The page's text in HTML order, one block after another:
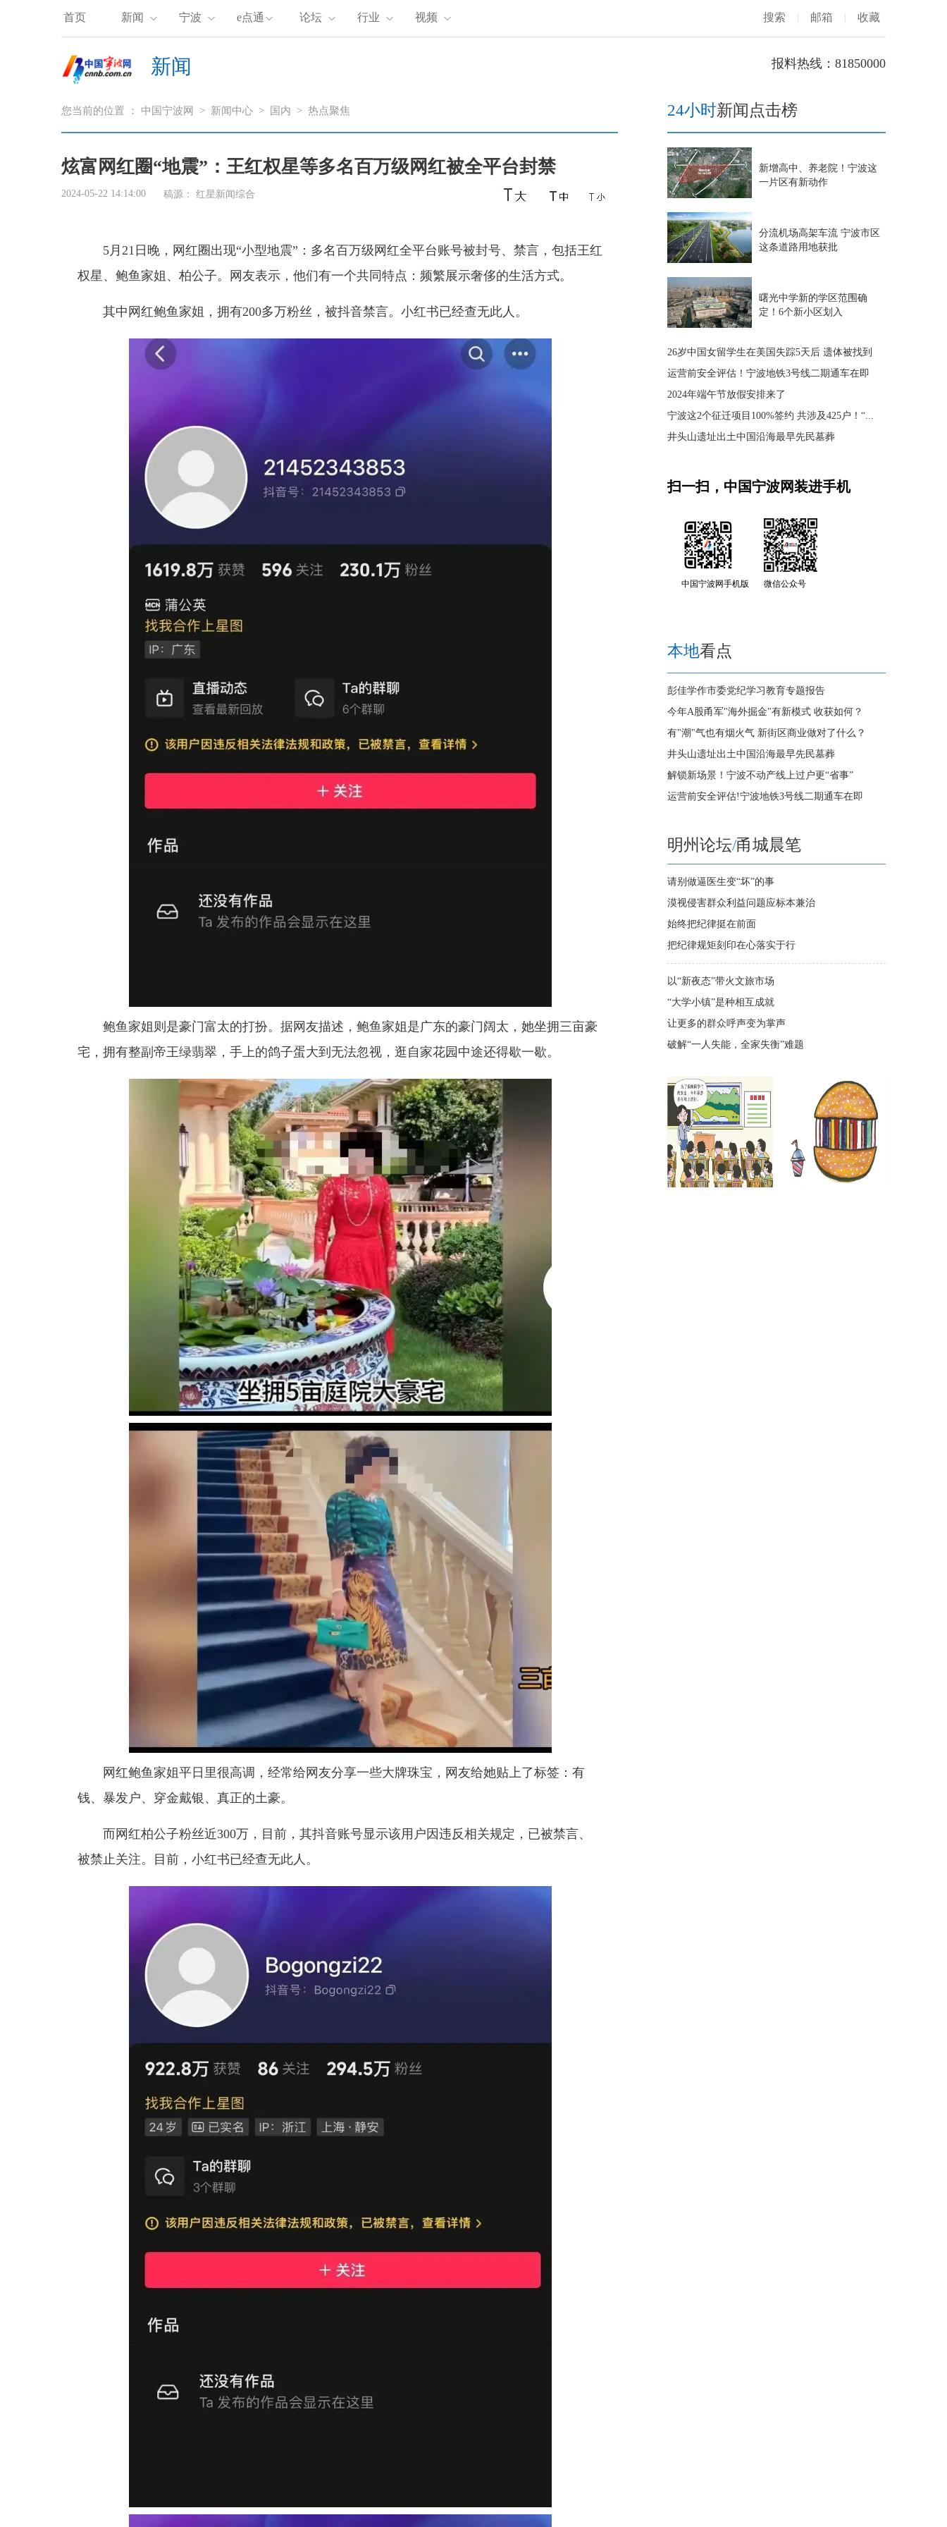
首页 新闻 宁波 e点通 论坛 行业 视频 搜索 | 邮箱 | 收藏
新闻 报料热线：81850000
您当前的位置 ： 中国宁波网 > 新闻中心 > 国内 > 热点聚焦
炫富网红圈“地震”：王红权星等多名百万级网红被全平台封禁
2024-05-22 14:14:00 稿源： 红星新闻综合
5月21日晚，网红圈出现“小型地震”：多名百万级网红全平台账号被封号、禁言，包括王红
权星、鲍鱼家姐、柏公子。网友表示，他们有一个共同特点：频繁展示奢侈的生活方式。
其中网红鲍鱼家姐，拥有200多万粉丝，被抖音禁言。小红书已经查无此人。
鲍鱼家姐则是豪门富太的打扮。据网友描述，鲍鱼家姐是广东的豪门阔太，她坐拥三亩豪
宅，拥有整副帝王绿翡翠，手上的鸽子蛋大到无法忽视，逛自家花园中途还得歇一歇。
网红鲍鱼家姐平日里很高调，经常给网友分享一些大牌珠宝，网友给她贴上了标签：有
钱、暴发户、穿金戴银、真正的土豪。
而网红柏公子粉丝近300万，目前，其抖音账号显示该用户因违反相关规定，已被禁言、
被禁止关注。目前，小红书已经查无此人。
24小时新闻点击榜
新增高中、养老院！宁波这
一片区有新动作
分流机场高架车流 宁波市区
这条道路用地获批
曙光中学新的学区范围确
定！6个新小区划入
26岁中国女留学生在美国失踪5天后 遗体被找到
运营前安全评估！宁波地铁3号线二期通车在即
2024年端午节放假安排来了
宁波这2个征迁项目100%签约 共涉及425户！“...
井头山遗址出土中国沿海最早先民墓葬
扫一扫，中国宁波网装进手机
中国宁波网手机版 微信公众号
本地看点
彭佳学作市委党纪学习教育专题报告
今年A股甬军"海外掘金"有新模式 收获如何？
有"潮"气也有烟火气 新街区商业做对了什么？
井头山遗址出土中国沿海最早先民墓葬
解锁新场景！宁波不动产线上过户更“省事”
运营前安全评估!宁波地铁3号线二期通车在即
明州论坛/甬城晨笔
请别做逼医生变“坏”的事
漠视侵害群众利益问题应标本兼治
始终把纪律挺在前面
把纪律规矩刻印在心落实于行
以“新夜态”带火文旅市场
“大学小镇”是种相互成就
让更多的群众呼声变为掌声
破解“一人失能，全家失衡”难题